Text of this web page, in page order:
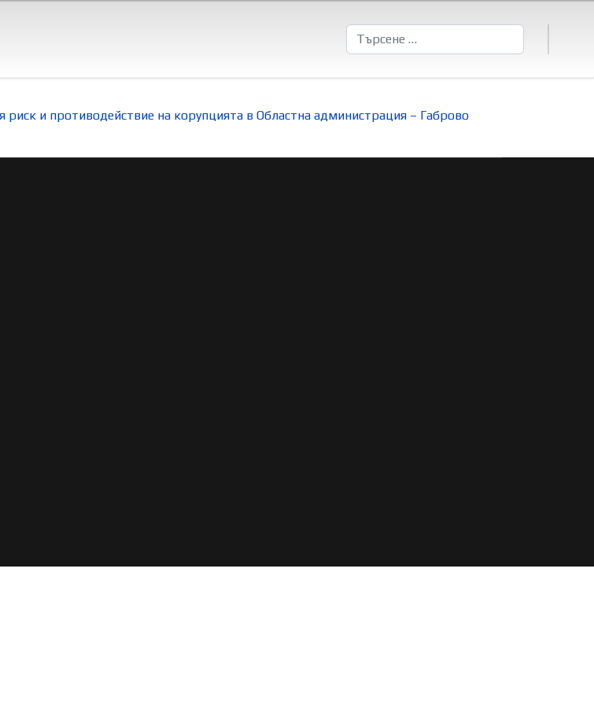
Търсене
и противодействие на корупцията в Областна администрация – Габрово